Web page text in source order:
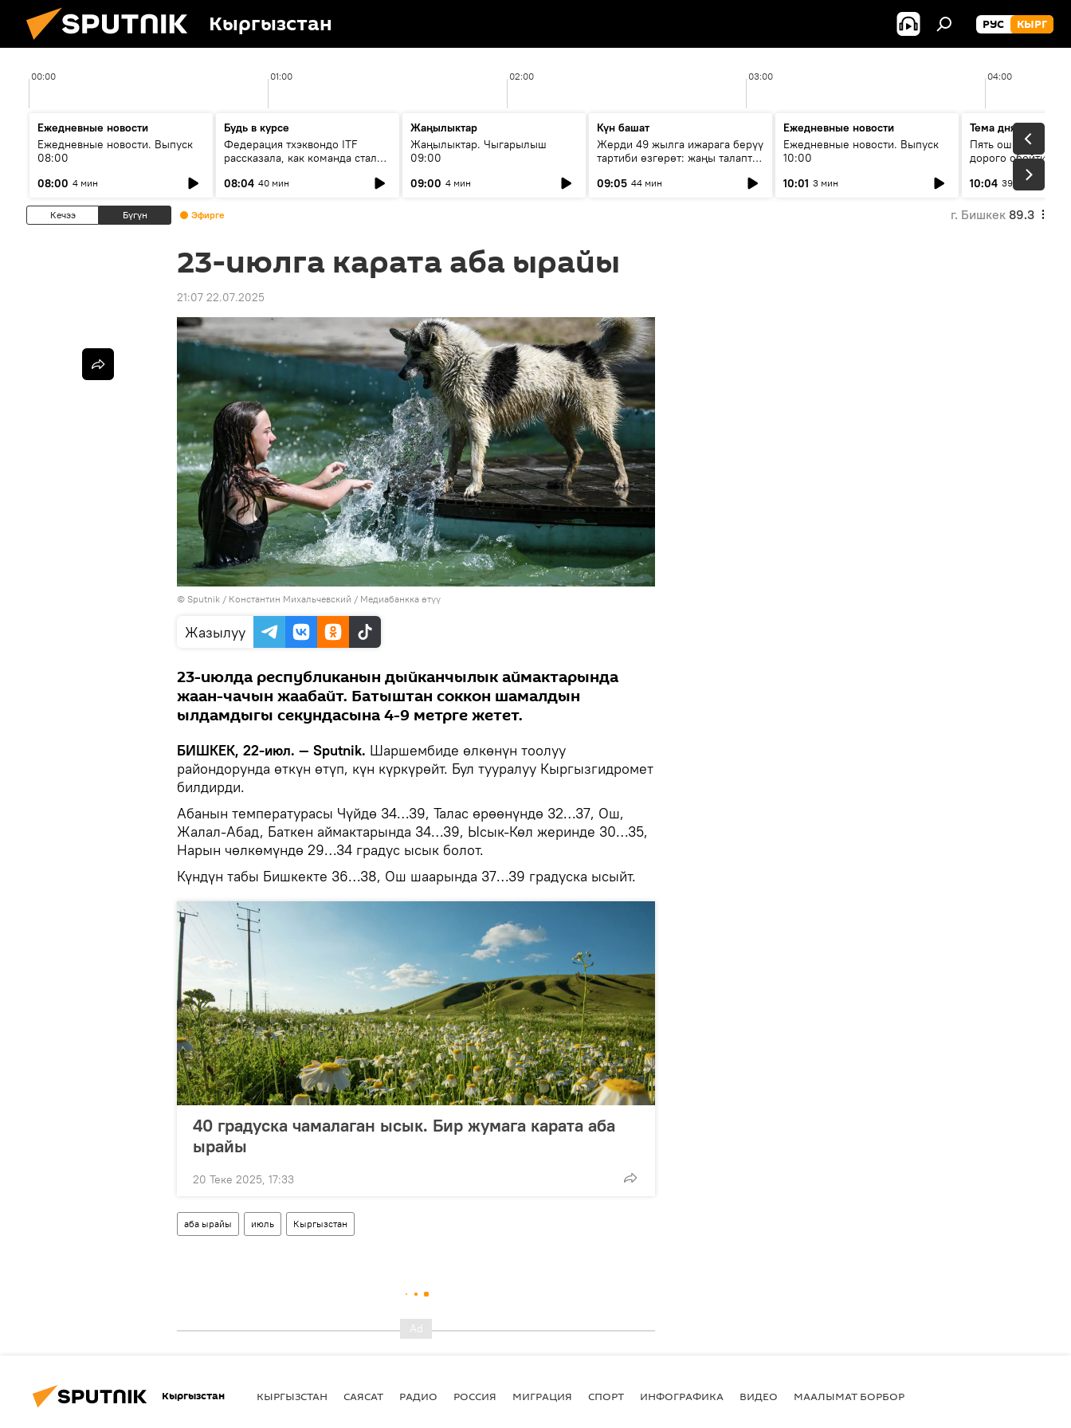
Кыргызстан РУС КЫРГ
00:00 01:00 02:00 03:00 04:00
Ежедневные новости
Ежедневные новости. Выпуск
08:00
08:00 4 мин
Будь в курсе
Федерация тхэквондо ITF
рассказала, как команда стала
08:04 40 мин
Жаңылыктар
Жаңылыктар. Чыгарылыш
09:00
09:00 4 мин
Күн башат
Жерди 49 жылга ижарага берүү
тартиби өзгөрөт: жаңы талаптар
09:05 44 мин
Ежедневные новости
Ежедневные новости. Выпуск
10:00
10:01 3 мин
Тема дня
Пять ошибок
дорого обойтись
10:04 39 мин
Кечээ Бүгүн Эфирге г. Бишкек 89.3
23-июлга карата аба ырайы
21:07 22.07.2025
© Sputnik / Константин Михальчевский / Медиабанкка өтүү
Жазылуу
23-июлда республиканын дыйканчылык аймактарында
жаан-чачын жаабайт. Батыштан соккон шамалдын
ылдамдыгы секундасына 4-9 метрге жетет.
БИШКЕК, 22-июл. — Sputnik. Шаршембиде өлкөнүн тоолуу
райондорунда өткүн өтүп, күн күркүрөйт. Бул тууралуу Кыргызгидромет
билдирди.
Абанын температурасы Чүйдө 34…39, Талас өрөөнүндө 32…37, Ош,
Жалал-Абад, Баткен аймактарында 34…39, Ысык-Көл жеринде 30…35,
Нарын чөлкөмүндө 29…34 градус ысык болот.
Күндүн табы Бишкекте 36…38, Ош шаарында 37…39 градуска ысыйт.
40 градуска чамалаган ысык. Бир жумага карата аба
ырайы
20 Теке 2025, 17:33
аба ырайы июль Кыргызстан
Кыргызстан КЫРГЫЗСТАН САЯСАТ РАДИО РОССИЯ МИГРАЦИЯ СПОРТ ИНФОГРАФИКА ВИДЕО МААЛЫМАТ БОРБОР